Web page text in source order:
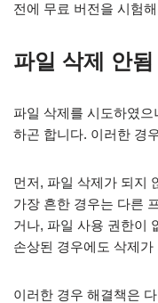
전에 무료 버전을 시험
파일 삭제 안됨
파일 삭제를 시도하였
하곤 합니다. 이러한 경
먼저, 파일 삭제가 되지
가장 흔한 경우는 다른
거나, 파일 사용 권한이
손상된 경우에도 삭제
이러한 경우 해결책은